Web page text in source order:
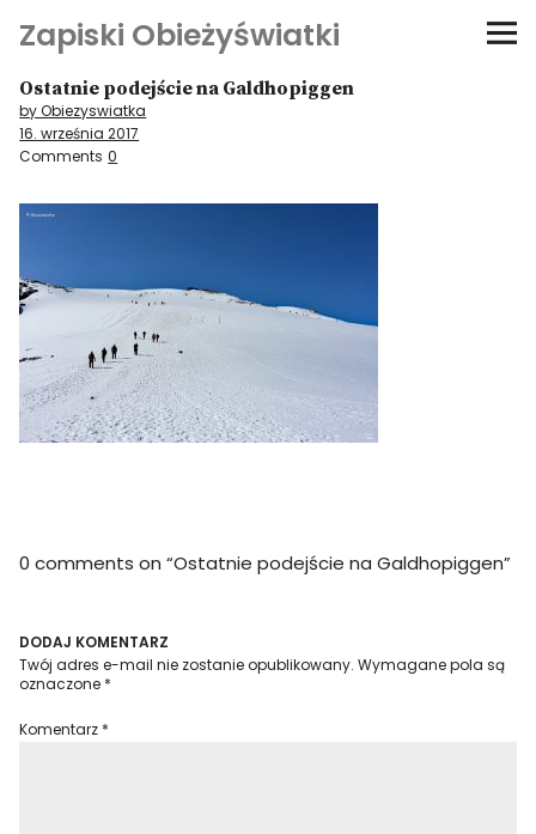
Zapiski Obieżyświatki
Podróże
Kultura i sztuka
Kątem oka
O-fiszki
Niezwyczajne ściany
Dom na kółkach
Ostatnie podejście na Galdhopiggen
by Obiezyswiatka
16. września 2017
Comments 0
0 comments on “Ostatnie podejście na Galdhopiggen”
DODAJ KOMENTARZ
Twój adres e-mail nie zostanie opublikowany. Wymagane pola są
oznaczone *
Komentarz *